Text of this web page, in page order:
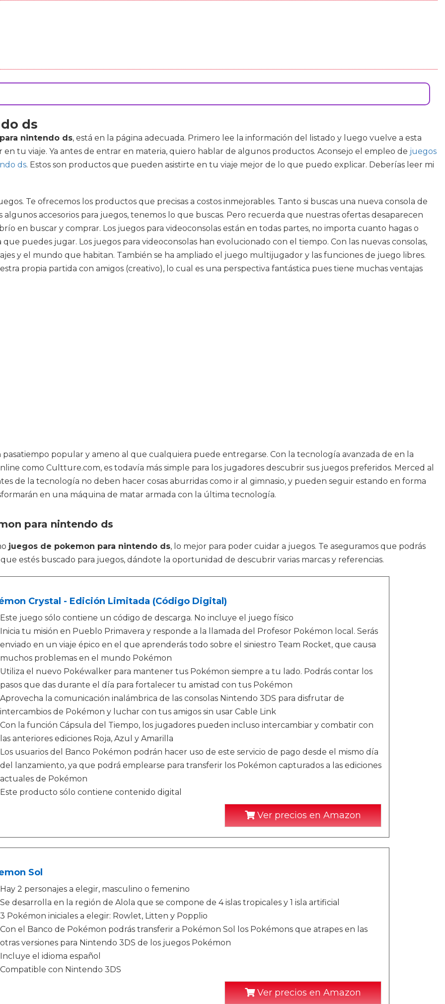
ds
nintendo ds, está en la página adecuada. Primero lee la información del listado y luego vuelve a esta
tu viaje. Ya antes de entrar en materia, quiero hablar de algunos productos. Aconsejo el empleo de juegos
ds. Estos son productos que pueden asistirte en tu viaje mejor de lo que puedo explicar. Deberías leer mi
Te ofrecemos los productos que precisas a costos inmejorables. Tanto si buscas una nueva consola de
accesorios para juegos, tenemos lo que buscas. Pero recuerda que nuestras ofertas desaparecen
en buscar y comprar. Los juegos para videoconsolas están en todas partes, no importa cuanto hagas o
puedes jugar. Los juegos para videoconsolas han evolucionado con el tiempo. Con las nuevas consolas,
y el mundo que habitan. También se ha ampliado el juego multijugador y las funciones de juego libres.
propia partida con amigos (creativo), lo cual es una perspectiva fantástica pues tiene muchas ventajas
pasatiempo popular y ameno al que cualquiera puede entregarse. Con la tecnología avanzada de en la
como Cultture.com, es todavía más simple para los jugadores descubrir sus juegos preferidos. Merced al
de la tecnología no deben hacer cosas aburridas como ir al gimnasio, y pueden seguir estando en forma
en una máquina de matar armada con la última tecnología.
para nintendo ds
juegos de pokemon para nintendo ds, lo mejor para poder cuidar a juegos. Te aseguramos que podrás
estés buscado para juegos, dándote la oportunidad de descubrir varias marcas y referencias.
Crystal - Edición Limitada (Código Digital)
Este juego sólo contiene un código de descarga. No incluye el juego físico
Inicia tu misión en Pueblo Primavera y responde a la llamada del Profesor Pokémon local. Serás
enviado en un viaje épico en el que aprenderás todo sobre el siniestro Team Rocket, que causa
muchos problemas en el mundo Pokémon
Utiliza el nuevo Pokéwalker para mantener tus Pokémon siempre a tu lado. Podrás contar los
pasos que das durante el día para fortalecer tu amistad con tus Pokémon
Aprovecha la comunicación inalámbrica de las consolas Nintendo 3DS para disfrutar de
intercambios de Pokémon y luchar con tus amigos sin usar Cable Link
Con la función Cápsula del Tiempo, los jugadores pueden incluso intercambiar y combatir con
las anteriores ediciones Roja, Azul y Amarilla
Los usuarios del Banco Pokémon podrán hacer uso de este servicio de pago desde el mismo día
del lanzamiento, ya que podrá emplearse para transferir los Pokémon capturados a las ediciones
actuales de Pokémon
Este producto sólo contiene contenido digital
Ver precios en Amazon
Sol
Hay 2 personajes a elegir, masculino o femenino
Se desarrolla en la región de Alola que se compone de 4 islas tropicales y 1 isla artificial
3 Pokémon iniciales a elegir: Rowlet, Litten y Popplio
Con el Banco de Pokémon podrás transferir a Pokémon Sol los Pokémons que atrapes en las
otras versiones para Nintendo 3DS de los juegos Pokémon
Incluye el idioma español
Compatible con Nintendo 3DS
Ver precios en Amazon